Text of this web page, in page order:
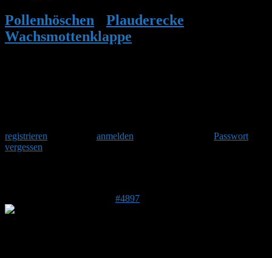
Pollenhöschen Plauderecke
Wachsmottenklappe
registrieren
anmelden
Passwort
vergessen
#4897